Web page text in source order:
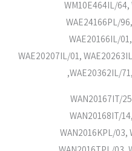
WM10E464IL/
WAE24166PL/
WAE20166IL/
WAE20207IL/01,
WAE20362IL/
WAN20167IT/
WAN20168IT/
WAN2016KPL/03,